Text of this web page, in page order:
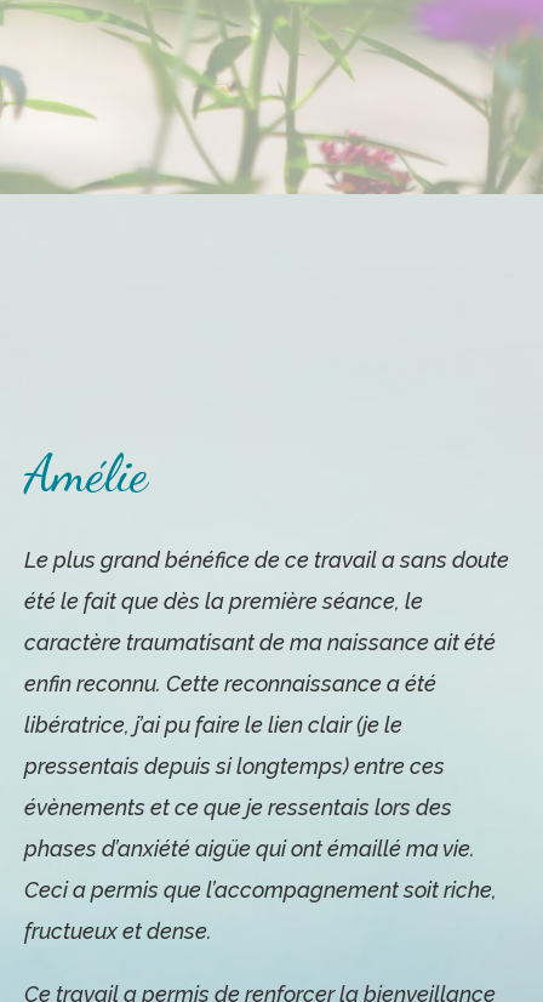
Amélie
Le plus grand bénéfice de ce travail a sans doute
été le fait que dès la première séance, le
caractère traumatisant de ma naissance ait été
enfin reconnu. Cette reconnaissance a été
libératrice, j’ai pu faire le lien clair (je le
pressentais depuis si longtemps) entre ces
évènements et ce que je ressentais lors des
phases d’anxiété aigüe qui ont émaillé ma vie.
Ceci a permis que l’accompagnement soit riche,
fructueux et dense.
Ce travail a permis de renforcer la bienveillance